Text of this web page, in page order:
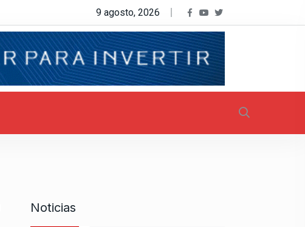
9 agosto, 2026
Noticias